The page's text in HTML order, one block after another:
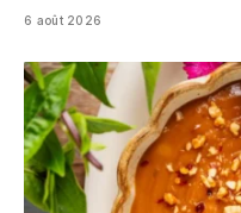
6 août 2026
© DR